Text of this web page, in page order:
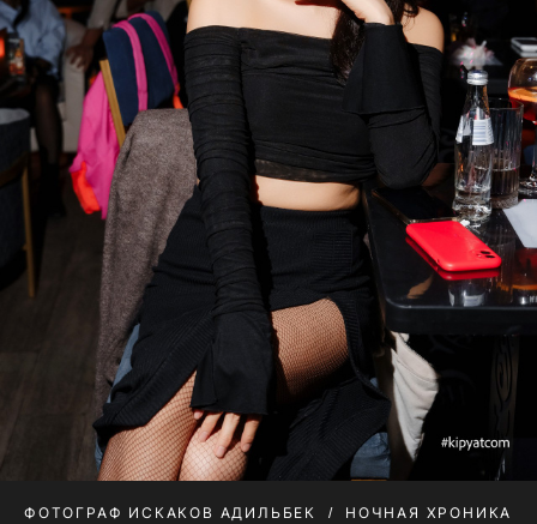
ФОТОГРАФ ИСКАКОВ АДИЛЬБЕК НОЧНАЯ ХРОНИКА